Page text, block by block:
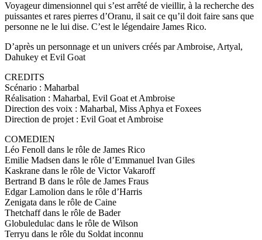
Voyageur dimensionnel qui s’est arrêté de vieillir, à la recherche des
puissantes et rares pierres d’Oranu, il sait ce qu’il doit faire sans que
personne ne le lui dise. C’est le légendaire James Rico.
D’après un personnage et un univers créés par Ambroise, Artyal,
Dahukey et Evil Goat
CREDITS
Scénario : Maharbal
Réalisation : Maharbal, Evil Goat et Ambroise
Direction des voix : Maharbal, Miss Aphya et Foxees
Direction de projet : Evil Goat et Ambroise
COMEDIEN
Léo Fenoll dans le rôle de James Rico
Emilie Madsen dans le rôle d’Emmanuel Ivan Giles
Kaskrane dans le rôle de Victor Vakaroff
Bertrand B dans le rôle de James Fraus
Edgar Lamolion dans le rôle d’Harris
Zenigata dans le rôle de Caine
Thetchaff dans le rôle de Bader
Globuledulac dans le rôle de Wilson
Terryu dans le rôle du Soldat inconnu